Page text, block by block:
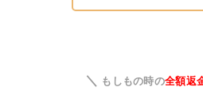
＼ もしもの時の全額返